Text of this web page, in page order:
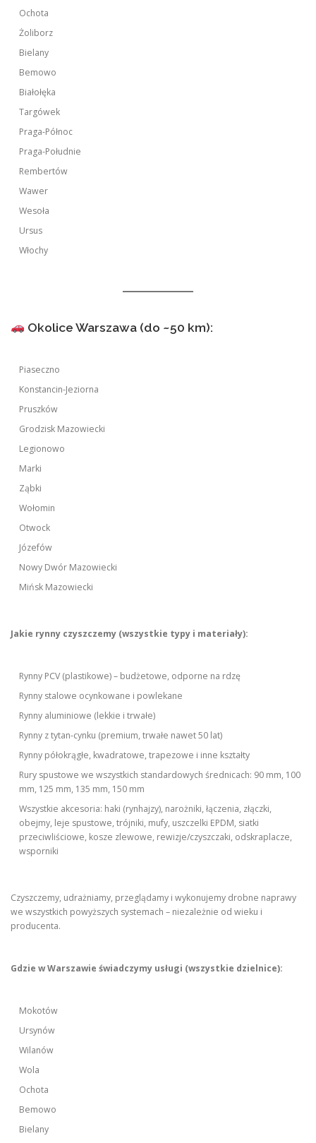
Ochota
Żoliborz
Bielany
Bemowo
Białołęka
Targówek
Praga-Północ
Praga-Południe
Rembertów
Wawer
Wesoła
Ursus
Włochy
Okolice Warszawa (do ~50 km):
Piaseczno
Konstancin-Jeziorna
Pruszków
Grodzisk Mazowiecki
Legionowo
Marki
Ząbki
Wołomin
Otwock
Józefów
Nowy Dwór Mazowiecki
Mińsk Mazowiecki
Jakie rynny czyszczemy (wszystkie typy i materiały):
Rynny PCV (plastikowe) – budżetowe, odporne na rdzę
Rynny stalowe ocynkowane i powlekane
Rynny aluminiowe (lekkie i trwałe)
Rynny z tytan-cynku (premium, trwałe nawet 50 lat)
Rynny półokrągłe, kwadratowe, trapezowe i inne kształty
Rury spustowe we wszystkich standardowych średnicach: 90 mm, 100
mm, 125 mm, 135 mm, 150 mm
Wszystkie akcesoria: haki (rynhajzy), narożniki, łączenia, złączki,
obejmy, leje spustowe, trójniki, mufy, uszczelki EPDM, siatki
przeciwliściowe, kosze zlewowe, rewizje/czyszczaki, odskraplacze,
wsporniki
Czyszczemy, udrażniamy, przeglądamy i wykonujemy drobne naprawy
we wszystkich powyższych systemach – niezależnie od wieku i
producenta.
Gdzie w Warszawie świadczymy usługi (wszystkie dzielnice):
Mokotów
Ursynów
Wilanów
Wola
Ochota
Bemowo
Bielany